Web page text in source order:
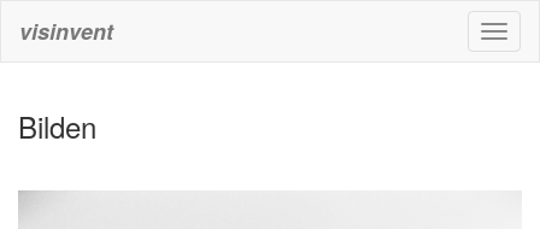
visinvent
Bilden